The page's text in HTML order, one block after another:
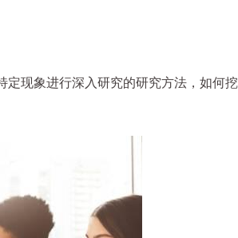
现象进行深入研究的研究方法，如何